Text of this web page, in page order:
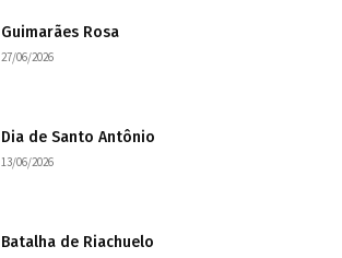
Guimarães Rosa
27/06/2026
Dia de Santo Antônio
13/06/2026
Batalha de Riachuelo